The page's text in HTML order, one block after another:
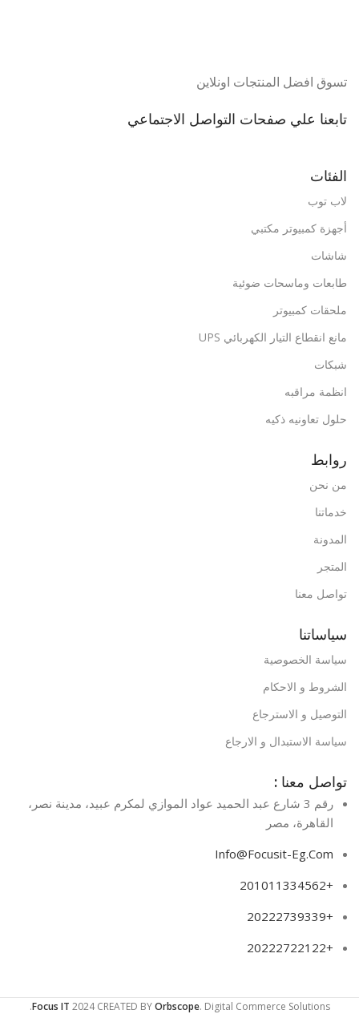
تسوق افضل المنتجات اونلاين
تابعنا علي صفحات التواصل الاجتماعي
الفئات
لاب توب
أجهزة كمبيوتر مكتبي
شاشات
طابعات وماسحات ضوئية
ملحقات كمبيوتر
مانع انقطاع التيار الكهربائي UPS
شبكات
انظمة مراقبه
حلول تعاونيه ذكيه
روابط
من نحن
خدماتنا
المدونة
المتجر
تواصل معنا
سياساتنا
سياسة الخصوصية
الشروط و الاحكام
التوصيل و الاسترجاع
سياسة الاستبدال و الارجاع
تواصل معنا :
رقم 3 شارع عبد الحميد عواد الموازي لمكرم عبيد، مدينة نصر،
القاهرة، مصر​
Info@Focusit-Eg.Com
+201011334562
+20222739339
+20222722122
Focus IT 2024 CREATED BYOrbscope. Digital Commerce Solutions.